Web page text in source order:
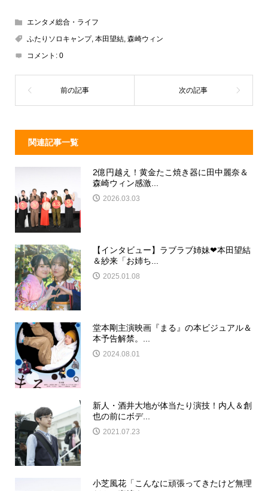
e
a
d
s
e
n
e
o
エンタメ総合・ライフ
ふたりソロキャンプ, 本田望結, 森崎ウィン
コメント: 0
関連記事一覧
2億円越え！黄金たこ焼き器に田中麗奈＆
森崎ウィン感激...
2026.03.03
【インタビュー】ラブラブ姉妹❤本田望結
＆紗来「お姉ち...
2025.01.08
堂本剛主演映画『まる』の本ビジュアル＆
本予告解禁。...
2024.08.01
新人・酒井大地が体当たり演技！内人＆創
也の前にボデ...
2021.07.23
小芝風花「こんなに頑張ってきたけど無理